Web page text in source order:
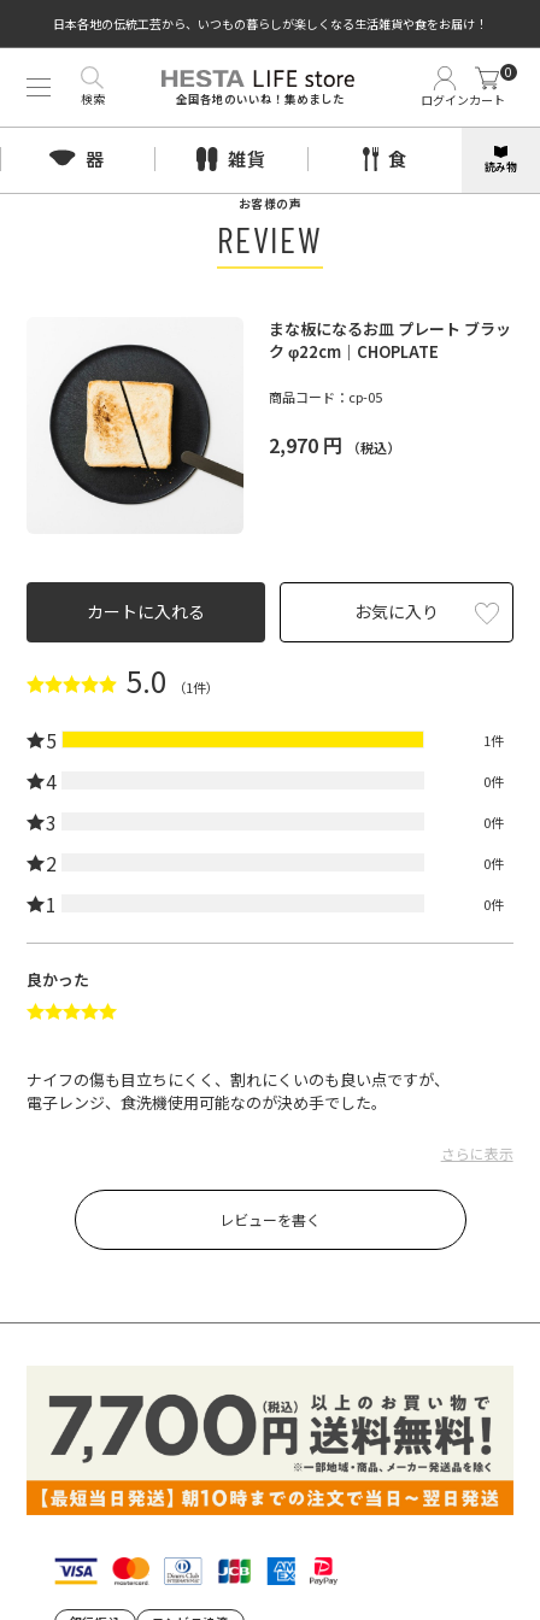
日本各地の伝統工芸から、いつもの暮らしが楽しくなる生活雑貨や食をお届け！
全国各地のいいね！集めました ログインカート
0
検索
器 雑貨 食 読み物
お客様の声
REVIEW
まな板になるお皿 プレート ブラッ
ク φ22cm｜CHOPLATE
商品コード： cp-05
2,970 円 （税込）
カートに入れる お気に入り
5.0 （1件）
5 1件
4 0件
3 0件
2 0件
1 0件
良かった
ナイフの傷も目立ちにくく、割れにくいのも良い点ですが、
電子レンジ、食洗機使用可能なのが決め手でした。
さらに表示
レビューを書く